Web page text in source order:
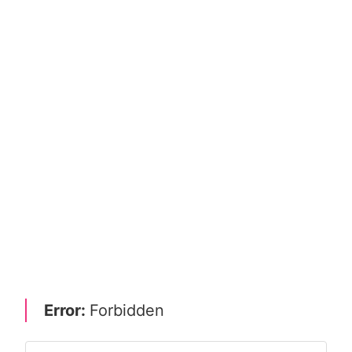
Error: Forbidden